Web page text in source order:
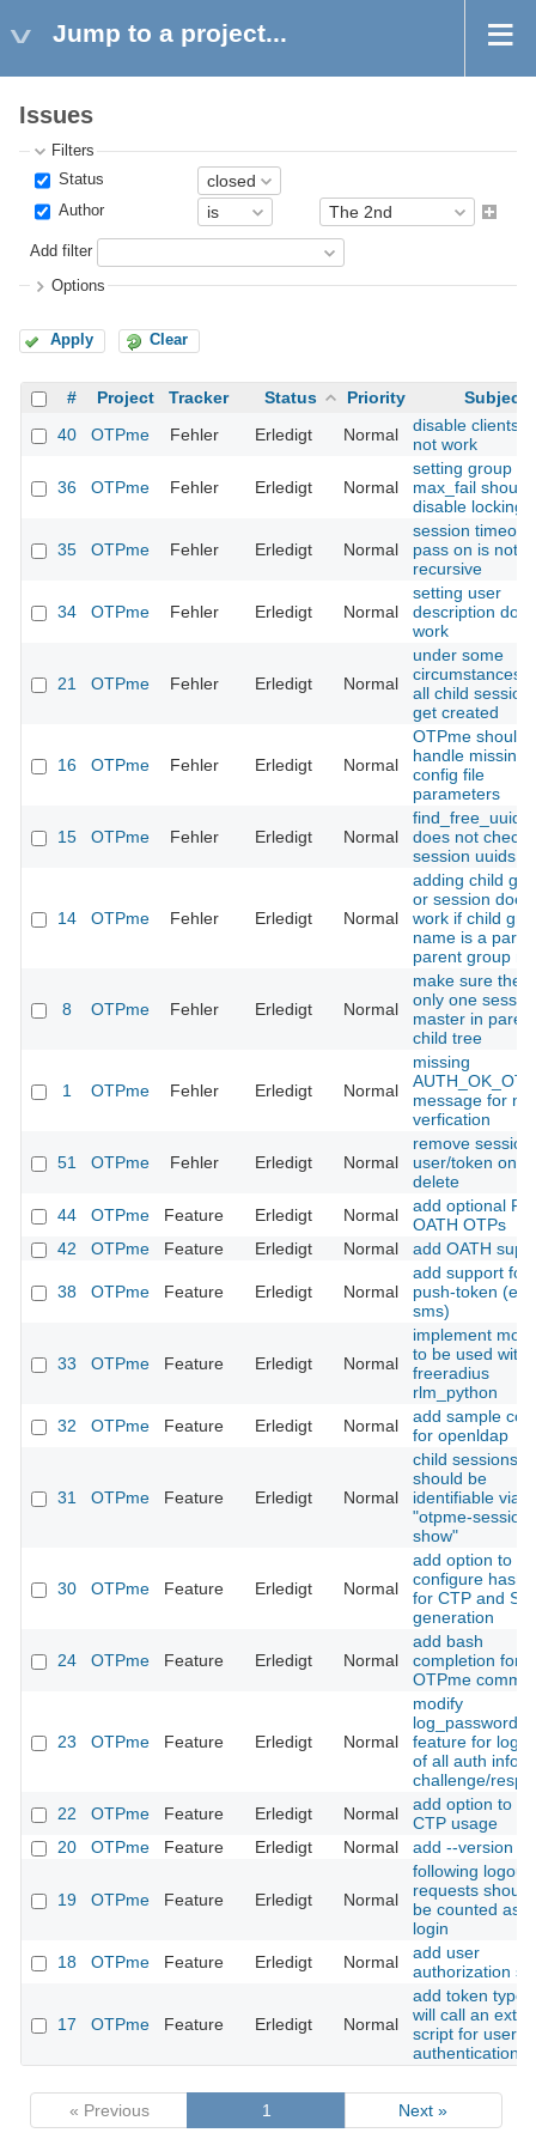
Jump to a project...
Issues
Filters
Status
Author
Add filter
Options
Apply Clear
# Project Tracker Status Priority
Subject
40
OTPme Fehler Erledigt Normal
disable clients
not work
36 OTPme Fehler Erledigt Normal
setting group
max_fail should
disable locking
35 OTPme Fehler Erledigt Normal
session timeout
pass on is not
recursive
34 OTPme Fehler Erledigt Normal
setting user
description
work
21 OTPme Fehler Erledigt Normal
under some
circumstances
all child
get created
16 OTPme Fehler Erledigt Normal
OTPme should
handle missing
config file
parameters
15 OTPme Fehler Erledigt Normal
find_free_uuid()
does not check
session uuids
14 OTPme Fehler Erledigt Normal
adding child
or session does
work if child
name is a part
parent group
8 OTPme Fehler Erledigt Normal
make sure
only one
master in
child tree
1 OTPme Fehler Erledigt Normal
missing
AUTH_OK_OTP
message for
verfication
51 OTPme Fehler Erledigt Normal
remove
user/token on
delete
44
OTPme Feature Erledigt Normal
add optional
OATH OTPs
42
OTPme Feature Erledigt Normal add OATH
38 OTPme Feature Erledigt Normal
add support for
push-token (e.g.
sms)
33 OTPme Feature Erledigt Normal
implement
to be used with
freeradius
rlm_python
32
OTPme Feature Erledigt Normal
add sample
for openldap
31 OTPme Feature Erledigt Normal
child sessions
should be
identifiable via
"otpme-session
show"
30 OTPme Feature Erledigt Normal
add option to
configure hash
for CTP and
generation
24 OTPme Feature Erledigt Normal
add bash
completion for
OTPme
23 OTPme Feature Erledigt Normal
modify
log_passwords
feature for
of all auth infos
challenge/
22
OTPme Feature Erledigt Normal
add option to
CTP usage
20
OTPme Feature Erledigt Normal add --version
19 OTPme Feature Erledigt Normal
following logout
requests
be counted as
login
18
OTPme Feature Erledigt Normal
add user
authorization
17 OTPme Feature Erledigt Normal
add token type
will call an
script for user
authentication
« Previous 1 Next »